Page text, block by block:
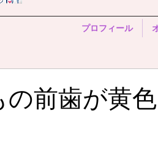
プロフィール
前歯が黄